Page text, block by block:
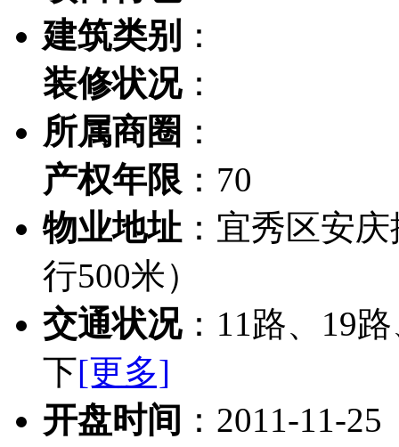
建筑类别 ：
装修状况：
所属商圈 ：
产权年限 ：70
物业地址 ：宜秀区安
行500米）
交通状况：11路、19
下[更多]
开盘时间 ：2011-11-25